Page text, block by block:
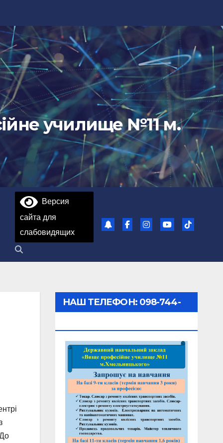
училище №11 м.
Версия
сайта для
слабовидящих
НАШ ТЕЛЕФОН: 098-744-